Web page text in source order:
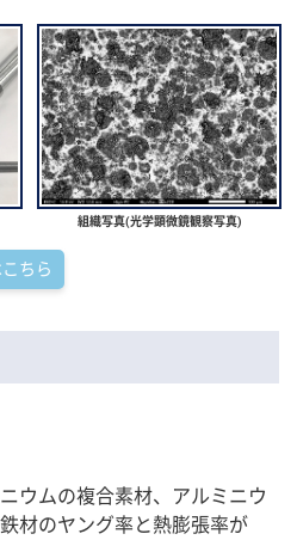
組織写真(光学顕微鏡観察写真)
ちら
ウムの複合素材、アルミニウ
材のヤング率と熱膨張率が